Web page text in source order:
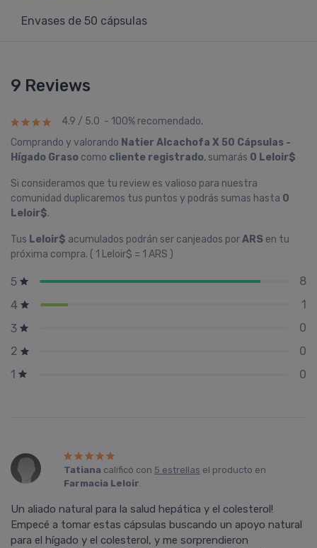
Envases de 50 cápsulas
9 Reviews
4.9 / 5.0 - 100% recomendado.
Comprando y valorando Natier Alcachofa X 50 Cápsulas -
Hí­gado Graso como cliente registrado, sumarás 0 Leloir$
Si consideramos que tu review es valioso para nuestra
comunidad duplicaremos tus puntos y podrás sumas hasta 0
Leloir$.
Tus Leloir$ acumulados podrán ser canjeados porARS en tu
próxima compra. ( 1 Leloir$ = 1 ARS )
5
8
4
1
3
0
2
0
1
0
Tatiana calificó con 5 estrellas el producto en
Farmacia Leloir.
Un aliado natural para la salud hepática y el colesterol!
Empecé a tomar estas cápsulas buscando un apoyo natural
para el hígado y el colesterol, y me sorprendieron